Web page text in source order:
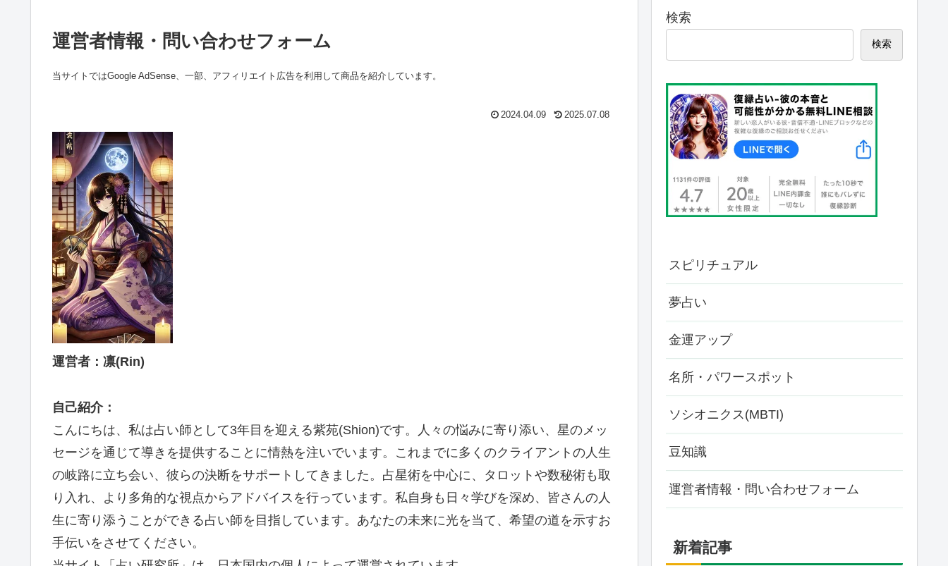
運営者情報・問い合わせフォーム
当サイトではGoogle AdSense、一部、アフィリエイト広告を利用して商品を紹介しています。
2024.04.09 2025.07.08
運営者： 凛(Rin)
自己紹介：
こんにちは、私は占い師として3年目を迎える紫苑(Shion)です。人々の悩みに寄り添い、星のメッ
セージを通じて導きを提供することに情熱を注いでいます。これまでに多くのクライアントの人生
の岐路に立ち会い、彼らの決断をサポートしてきました。占星術を中心に、タロットや数秘術も取
り入れ、より多角的な視点からアドバイスを行っています。私自身も日々学びを深め、皆さんの人
生に寄り添うことができる占い師を目指しています。あなたの未来に光を当て、希望の道を示すお
手伝いをさせてください。
検索
検索
スピリチュアル
夢占い
金運アップ
名所・パワースポット
ソシオニクス(MBTI)
豆知識
運営者情報・問い合わせフォーム
新着記事